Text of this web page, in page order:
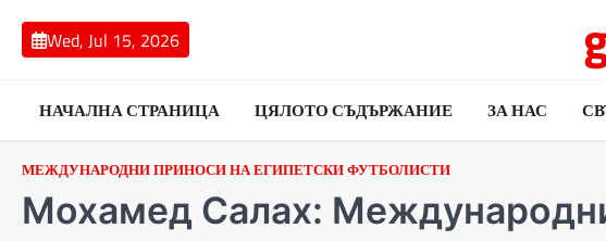
content
Wed, Jul 15, 2026
НАЧАЛНА СТРАНИЦА ЦЯЛОТО СЪДЪРЖАНИЕ ЗА НАС
МЕЖДУНАРОДНИ ПРИНОСИ НА ЕГИПЕТСКИ ФУТБОЛИСТИ
Мохамед Салах: Международни